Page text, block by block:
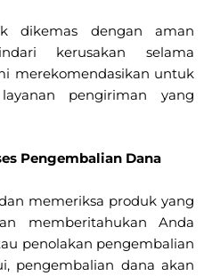
dikemas dengan aman
kerusakan selama
merekomendasikan untuk
pengiriman yang
Pengembalian Dana
memeriksa produk yang
memberitahukan Anda
penolakan pengembalian
pengembalian dana akan